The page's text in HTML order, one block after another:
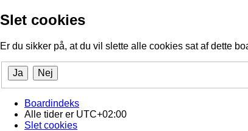
Slet cookies
Er du sikker på, at du vil slette alle cookies sat af dette
Boardindeks
Alle tider er UTC+02:00
Slet cookies